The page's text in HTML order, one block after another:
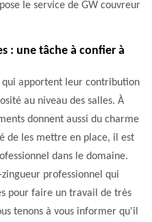
le service de GW couvreur
: une tâche à confier à
qui apportent leur contribution
au niveau des salles. À
donnent aussi du charme
de les mettre en place, il est
dans le domaine.
professionnel qui
pour faire un travail de très
tenons à vous informer qu'il